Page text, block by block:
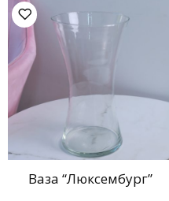
Ваза “Люксембург”